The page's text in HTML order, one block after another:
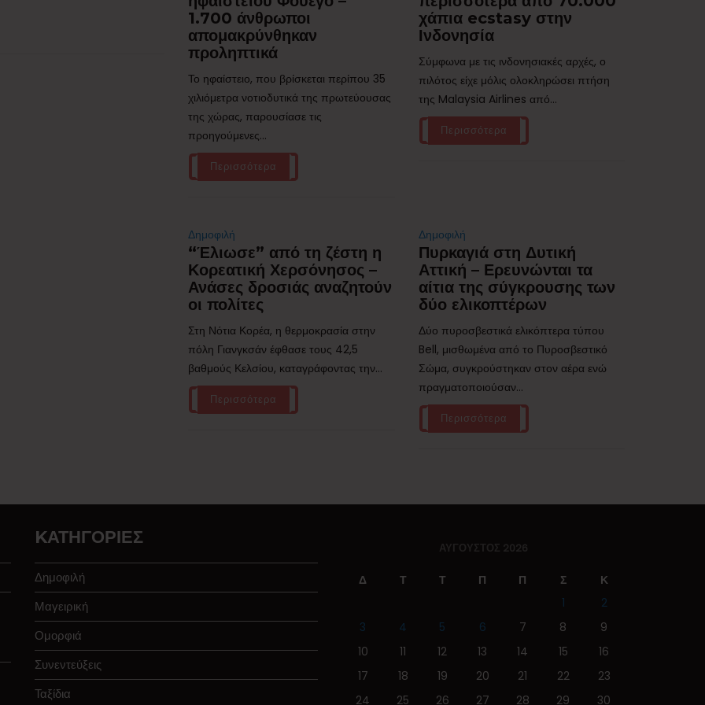
1.700 άνθρωποι
απομακρύνθηκαν
προληπτικά
Το ηφαίστειο, που βρίσκεται περίπου 35
χιλιόμετρα νοτιοδυτικά της πρωτεύουσας
της χώρας, παρουσίασε τις
προηγούμενες...
Περισσότερα
χάπια ecstasy στην
Ινδονησία
Σύμφωνα με τις ινδονησιακές αρχές, ο
πιλότος είχε μόλις ολοκληρώσει πτήση
της Malaysia Airlines από...
Περισσότερα
Δημοφιλή
“Έλιωσε” από τη ζέστη η
Κορεατική Χερσόνησος –
Ανάσες δροσιάς αναζητούν
οι πολίτες
Στη Νότια Κορέα, η θερμοκρασία στην
πόλη Γιανγκσάν έφθασε τους 42,5
βαθμούς Κελσίου, καταγράφοντας την...
Περισσότερα
Δημοφιλή
Πυρκαγιά στη Δυτική
Αττική – Ερευνώνται τα
αίτια της σύγκρουσης των
δύο ελικοπτέρων
Δύο πυροσβεστικά ελικόπτερα τύπου
Bell, μισθωμένα από το Πυροσβεστικό
Σώμα, συγκρούστηκαν στον αέρα ενώ
πραγματοποιούσαν...
Περισσότερα
KΑΤΗΓΟΡΊΕΣ
Δημοφιλή
Μαγειρική
Ομορφιά
Συνεντεύξεις
Ταξίδια
ΑΎΓΟΥΣΤΟΣ 2026
Δ Τ Τ Π Π Σ
Κ
1
2
3
4 5 6 7 8
9
10
11 12 13 14 15
16
17
18 19 20 21 22
23
24
25 26 27 28 29 30